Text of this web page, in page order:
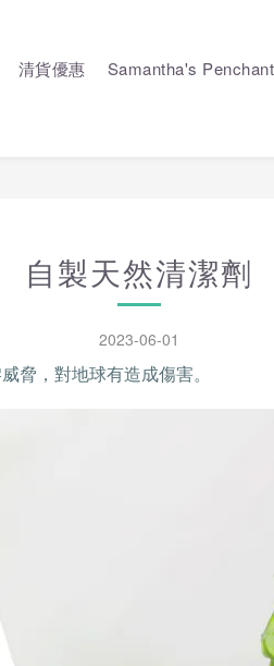
清貨優惠 Samantha's Penchant
自製天然清潔劑
2023-06-01
脅，對地球有造成傷害。